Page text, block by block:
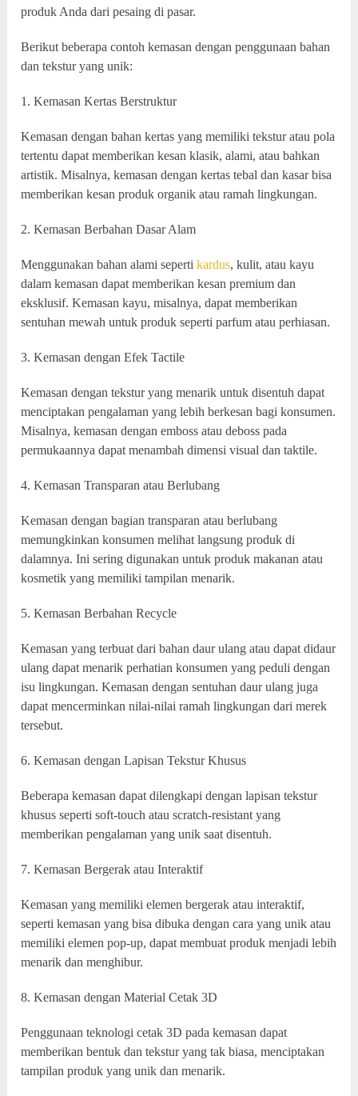
produk Anda dari pesaing di pasar.
Berikut beberapa contoh kemasan dengan penggunaan bahan
dan tekstur yang unik:
1. Kemasan Kertas Berstruktur
Kemasan dengan bahan kertas yang memiliki tekstur atau pola
tertentu dapat memberikan kesan klasik, alami, atau bahkan
artistik. Misalnya, kemasan dengan kertas tebal dan kasar bisa
memberikan kesan produk organik atau ramah lingkungan.
2. Kemasan Berbahan Dasar Alam
Menggunakan bahan alami sepertikardus, kulit, atau kayu
dalam kemasan dapat memberikan kesan premium dan
eksklusif. Kemasan kayu, misalnya, dapat memberikan
sentuhan mewah untuk produk seperti parfum atau perhiasan.
3. Kemasan dengan Efek Tactile
Kemasan dengan tekstur yang menarik untuk disentuh dapat
menciptakan pengalaman yang lebih berkesan bagi konsumen.
Misalnya, kemasan dengan emboss atau deboss pada
permukaannya dapat menambah dimensi visual dan taktile.
4. Kemasan Transparan atau Berlubang
Kemasan dengan bagian transparan atau berlubang
memungkinkan konsumen melihat langsung produk di
dalamnya. Ini sering digunakan untuk produk makanan atau
kosmetik yang memiliki tampilan menarik.
5. Kemasan Berbahan Recycle
Kemasan yang terbuat dari bahan daur ulang atau dapat didaur
ulang dapat menarik perhatian konsumen yang peduli dengan
isu lingkungan. Kemasan dengan sentuhan daur ulang juga
dapat mencerminkan nilai-nilai ramah lingkungan dari merek
tersebut.
6. Kemasan dengan Lapisan Tekstur Khusus
Beberapa kemasan dapat dilengkapi dengan lapisan tekstur
khusus seperti soft-touch atau scratch-resistant yang
memberikan pengalaman yang unik saat disentuh.
7. Kemasan Bergerak atau Interaktif
Kemasan yang memiliki elemen bergerak atau interaktif,
seperti kemasan yang bisa dibuka dengan cara yang unik atau
memiliki elemen pop-up, dapat membuat produk menjadi lebih
menarik dan menghibur.
8. Kemasan dengan Material Cetak 3D
Penggunaan teknologi cetak 3D pada kemasan dapat
memberikan bentuk dan tekstur yang tak biasa, menciptakan
tampilan produk yang unik dan menarik.